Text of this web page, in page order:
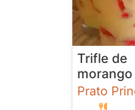
Trifle de
morango
Prato